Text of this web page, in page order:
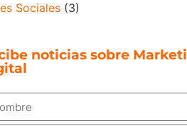
Sociales(3)
noticias sobre